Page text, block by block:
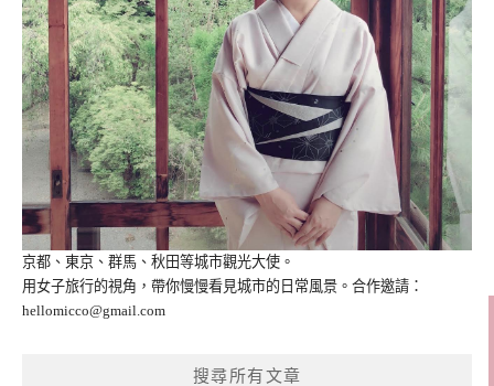
京都、東京、群馬、秋田等城市觀光大使。
用女子旅行的視角，帶你慢慢看見城市的日常風景。合作邀請：
hellomicco@gmail.com
搜尋所有文章